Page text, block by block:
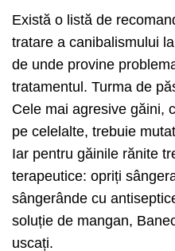
Există o listă de
tratare a canibalismului
de unde provine
tratamentul. Turma de
Cele mai agresive găini,
pe celelalte, trebuie
Iar pentru găinile rănite
terapeutice: opriți
sângerânde cu
soluție de mangan,
uscați.